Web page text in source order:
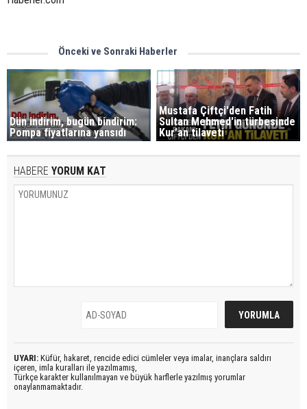
Önceki ve Sonraki Haberler
Dün indirim, bugün bindirim:
Pompa fiyatlarına yansıdı
Mustafa Çiftçi'den Fatih
Sultan Mehmed'in türbesinde
Kur’an tilaveti
HABERE YORUM KAT
UYARI: Küfür, hakaret, rencide edici cümleler veya imalar, inançlara saldırı
içeren, imla kuralları ile yazılmamış,
Türkçe karakter kullanılmayan ve büyük harflerle yazılmış yorumlar
onaylanmamaktadır.